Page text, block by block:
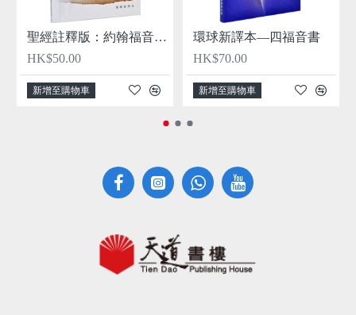
聖經註釋版：約翰福音—環球新譯本（試讀本）
HK$50.00
新增至購物車
環球新譯本—四福音書
HK$70.00
新增至購物車